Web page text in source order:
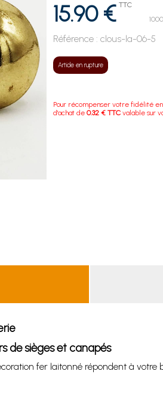
15.90 € TTC
Référence :clous-la-06-5
Article en rupture
Pour récompenser votre fidélité
d'achat de0.32 € TTC valable sur
de sièges et canapés
fer laitonné répondent à votre